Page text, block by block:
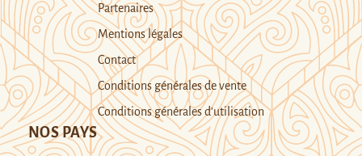
Partenaires
Mentions légales
Contact
Conditions générales de vente
Conditions générales d’utilisation
NOS PAYS